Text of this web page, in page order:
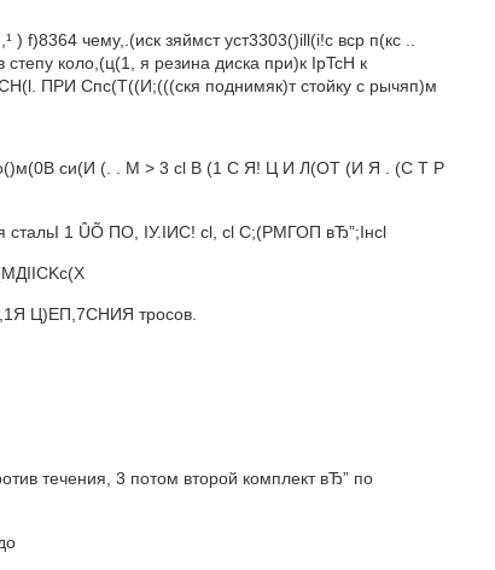
f)8364 чему,.(иск зяймст уст3303()ill(i!c вср п(кс ..
коло,(ц(1, я резина диска при)к IpTcH к
ПРИ Спс(Т((И;(((скя поднимяк)т стойку с рычяп)м
си(И (. . М > 3 сl В (1 С Я! Ц И Л(OT (И Я . (С T P
1 ÛÕ ПО, IУ.IИС! сl, cl C;(PМГОП вЂ”;Iнcl
Ц)ЕП,7СНИЯ тросов.
течения, 3 потом второй комплект вЂ” по